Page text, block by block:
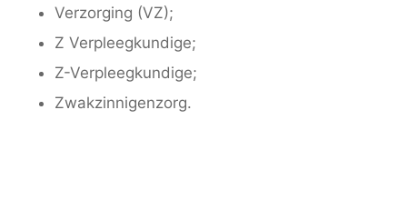
Verzorging (VZ);
Z Verpleegkundige;
Z-Verpleegkundige;
Zwakzinnigenzorg.